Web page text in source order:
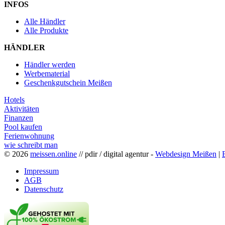
INFOS
Alle Händler
Alle Produkte
HÄNDLER
Händler werden
Werbematerial
Geschenkgutschein Meißen
Hotels
Aktivitäten
Finanzen
Pool kaufen
Ferienwohnung
wie schreibt man
© 2026 meissen.online // pdir / digital agentur - Webdesign Meißen |
Impressum
AGB
Datenschutz